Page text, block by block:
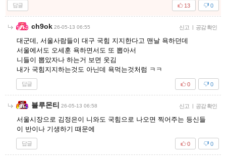
답글 0
13
ch9ok 26-05-13 06:55 신고 | 공감 확인
대군데, 서울사람들이 대구 국힘 지지한다고 맨날 욕하던데
서울에서도 오세훈 욕하면서도 또 뽑아서
니들이 뽑았자나 하는거 보면 웃김
내가 국힘지지하는것도 아닌데 욕먹는것처럼 ㅋㅋ
답글 0
0
블루몬티 26-05-13 06:58 신고 | 공감 확인
서울시장으로 김정은이 니와도 국힘으로 나오면 찍어주는 등신들
이 반이나 기생하기 때문에
답글 0
0